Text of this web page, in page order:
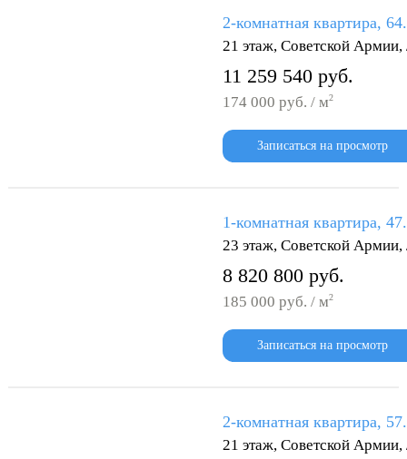
2-комнатная квартира,
21 этаж, Советской
11 259 540 руб.
174 000 руб. / м2
Записаться на просмотр
1-комнатная квартира,
23 этаж, Советской
8 820 800 руб.
185 000 руб. / м2
Записаться на просмотр
2-комнатная квартира,
21 этаж, Советской